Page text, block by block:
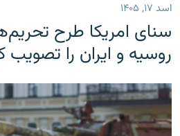
اسد ۱۷, ۱۴۰۵
سنای امریکا طرح
روسیه و ایران را تصویب